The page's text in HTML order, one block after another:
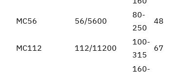
МС56 56/5600
80-
250
48
МС112 112/11200
100-
315
67
160-